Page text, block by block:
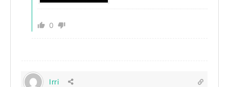
0
Irri